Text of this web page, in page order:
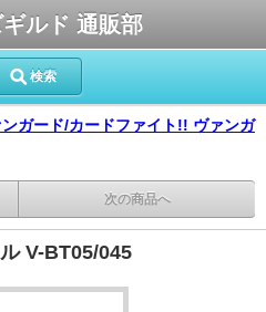
ルド 通販部
検索
ガード/カードファイト!! ヴァンガ
次の商品へ
V-BT05/045